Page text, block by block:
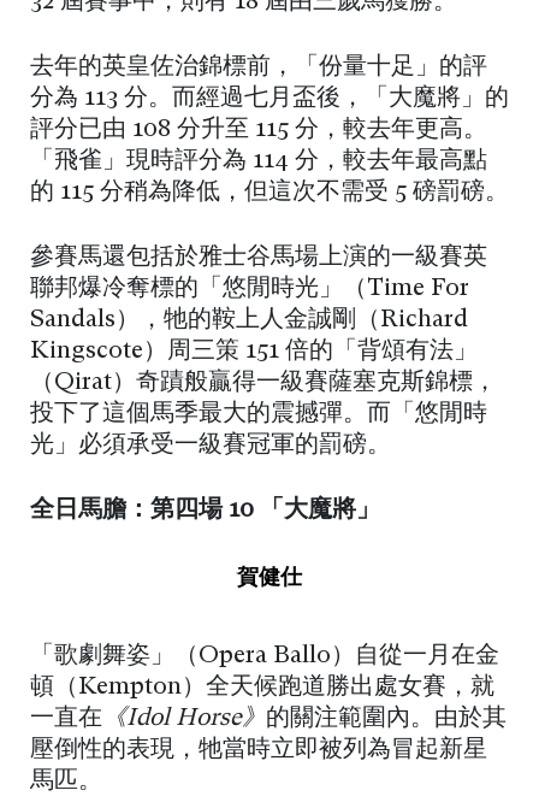
去年的英皇佐治錦標前，「份量十足」的評
分為 113 分。而經過七月盃後，「大魔將」的
評分已由 108 分升至 115 分，較去年更高。
「飛雀」現時評分為 114 分，較去年最高點
的 115 分稍為降低，但這次不需受 5 磅罰磅。
參賽馬還包括於雅士谷馬場上演的一級賽英
聯邦爆冷奪標的「悠閒時光」（Time For
Sandals），牠的鞍上人金誠剛（Richard
Kingscote）周三策 151 倍的「背頌有法」
（Qirat）奇蹟般贏得一級賽薩塞克斯錦標，
投下了這個馬季最大的震撼彈。而「悠閒時
光」必須承受一級賽冠軍的罰磅。
全日馬膽：第四場 10 「大魔將」
賀健仕
「歌劇舞姿」（Opera Ballo）自從一月在金
頓（Kempton）全天候跑道勝出處女賽，就
一直在 《Idol Horse》 的關注範圍內。由於其
壓倒性的表現，牠當時立即被列為冒起新星
馬匹。